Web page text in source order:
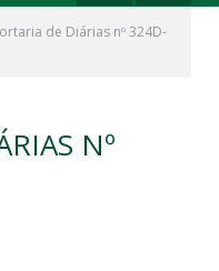
de Diárias nº 324D-
Nº